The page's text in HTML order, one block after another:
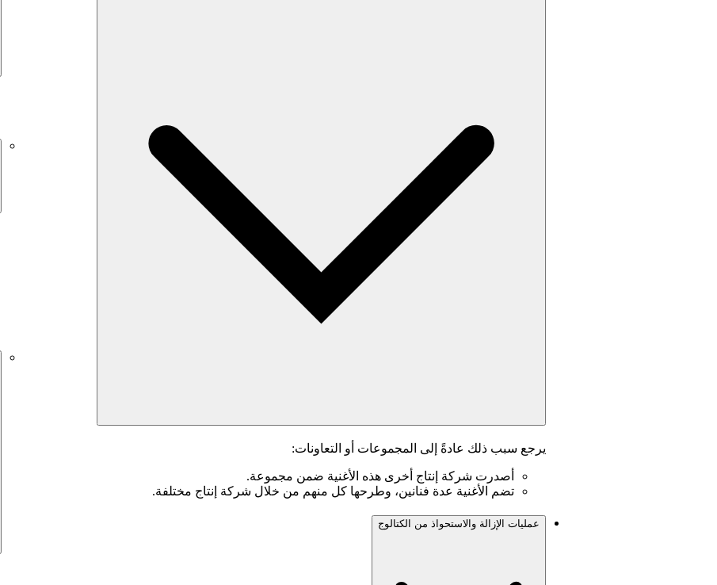
يرجع سبب ذلك عادةً إلى المجموعات أو التعاونات:
أصدرت شركة إنتاج أخرى هذه الأغنية ضمن مجموعة.
تضم الأغنية عدة فنانين، وطرحها كل منهم من خلال شركة إنتاج مختلفة.
عمليات الإزالة والاستحواذ من الكتالوج